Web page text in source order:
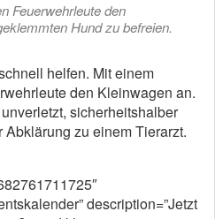
Feuerwehrleute den
Hund zu befreien.
helfen. Mit einem
den Kleinwagen an.
sicherheitshalber
zu einem Tierarzt.
description=”Jetzt